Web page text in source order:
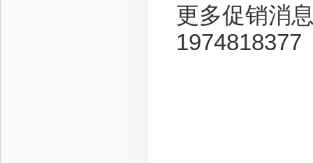
更多促销消